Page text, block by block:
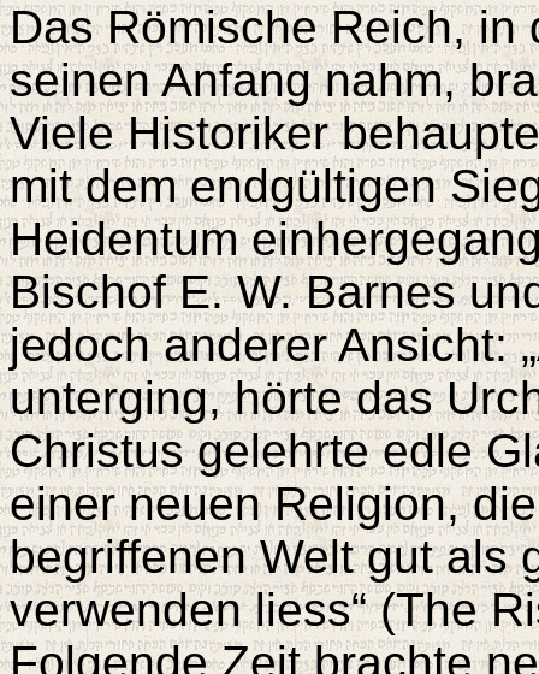
Das Römische Reich, in
seinen Anfang nahm,
Viele Historiker
mit dem endgültigen
Heidentum
Bischof E. W. Barnes
jedoch anderer Ansicht:
unterging, hörte das
Christus gelehrte edle
einer neuen Religion,
begriffenen Welt gut als
verwenden liess“ (The
Folgende Zeit brachte